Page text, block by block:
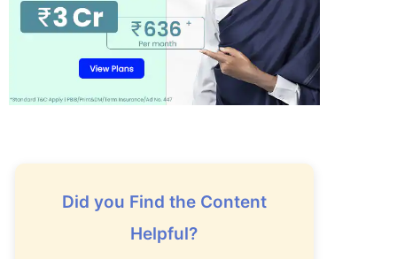
Did you Find the Content
Helpful?